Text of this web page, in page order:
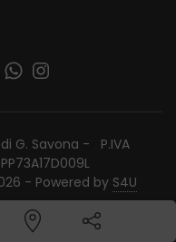
G. Savona - P.IVA
- Powered by S4U